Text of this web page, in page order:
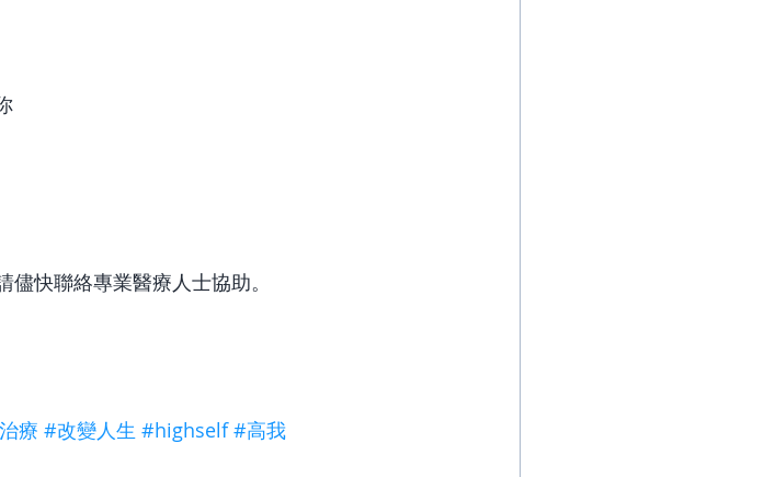
快聯絡專業醫療人士協助。
療 #改變人生 #highself #高我